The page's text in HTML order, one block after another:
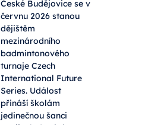
České Budějovice se v
červnu 2026 stanou
dějištěm
mezinárodního
badmintonového
turnaje Czech
International Future
Series. Událost
přináší školám
jedinečnou šanci